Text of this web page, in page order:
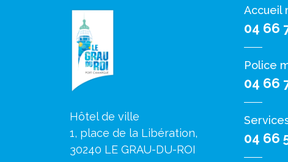
Hôtel de ville
1, place de la Libération,
30240 LE GRAU-DU-ROI
Accueil
04 66
Police
04 66
04 66